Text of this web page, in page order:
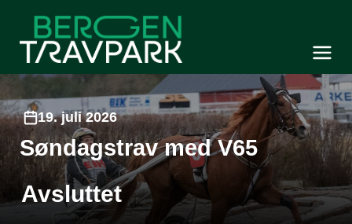
19. juli 2026
Søndagstrav med V65
Avsluttet